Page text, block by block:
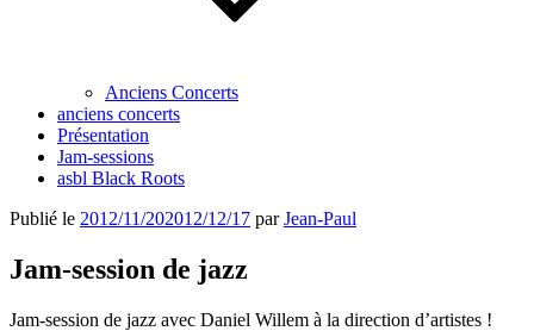
Anciens Concerts
anciens concerts
Présentation
Jam-sessions
asbl Black Roots
Publié le 2012/11/202012/12/17 parJean-Paul
Jam-session de jazz
Jam-session de jazz avec Daniel Willem à la direction d’artistes !